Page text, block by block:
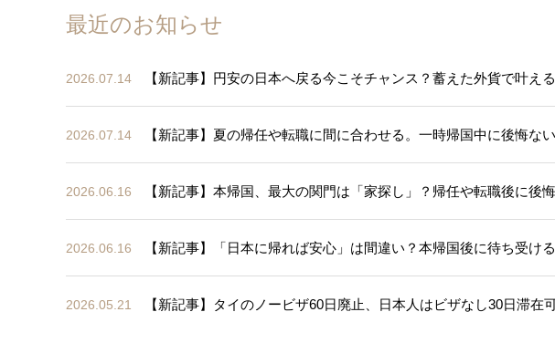
最近のお知らせ
2026.07.14 【新記事】円安の日本へ戻る今こそチャンス？蓄えた外貨で叶え
2026.07.14 【新記事】夏の帰任や転職に間に合わせる。一時帰国中に後悔な
2026.06.16 【新記事】本帰国、最大の関門は「家探し」？帰任や転職後に後
2026.06.16 【新記事】「日本に帰れば安心」は間違い？本帰国後に待ち受け
2026.05.21 【新記事】タイのノービザ60日廃止、日本人はビザなし30日滞在